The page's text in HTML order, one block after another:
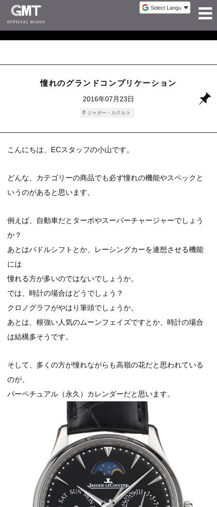
憧れのグランドコンプリケーション
2016年07月23日
ジャガー・ルクルト
こんにちは、ECスタッフの小山です。
どんな、カテゴリーの商品でも必ず憧れの機能やスペックと
いうのがあると思います。
例えば、自動車だとターボやスーパーチャージャーでしょう
か？
あとはパドルシフトとか、レーシングカーを連想させる機能
には
憧れる方が多いのではないでしょうか。
では、時計の場合はどうでしょう？
クロノグラフがやはり筆頭でしょうか。
あとは、根強い人気のムーンフェイズですとか、時計の場合
は結構多そうです。
そして、多くの方が憧れながらも高嶺の花だと思われている
のが、
パーペチュアル（永久）カレンダーだと思います。